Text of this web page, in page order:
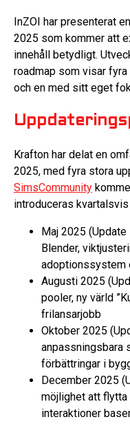
InZOI har presenterat
2025 som kommer att
innehåll betydligt.
roadmap som visar
och en med sitt eget
Krafton har delat en
2025, med fyra stora
SimsCommunity
introduceras
Maj 2025
Blender,
adoptionssystem
Augusti 2025
pooler, ny värld
frilansarjobb
Oktober 2025
anpassningsbara
förbättringar i
December 2025
möjlighet att flytta
interaktioner